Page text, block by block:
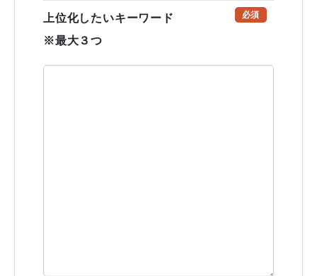
上位化したいキーワード
※最大３つ
必須